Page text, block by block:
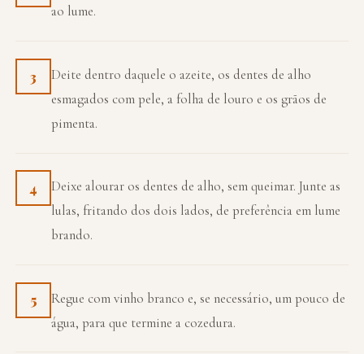
ao lume.
3
Deite dentro daquele o azeite, os dentes de alho
esmagados com pele, a folha de louro e os grãos de
pimenta.
4
Deixe alourar os dentes de alho, sem queimar. Junte as
lulas, fritando dos dois lados, de preferência em lume
brando.
5
Regue com vinho branco e, se necessário, um pouco de
água, para que termine a cozedura.